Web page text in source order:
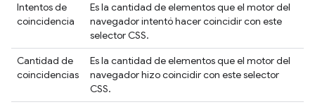
Intentos de
coincidencia
Es la cantidad de elementos que el motor del
navegador intentó hacer coincidir con este
selector CSS.
Cantidad de
coincidencias
Es la cantidad de elementos que el motor del
navegador hizo coincidir con este selector
CSS.